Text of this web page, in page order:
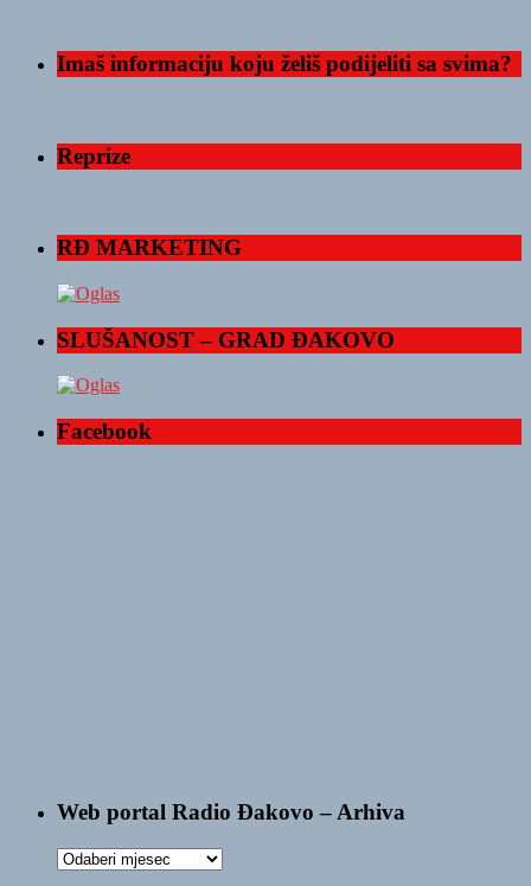
Imaš informaciju koju želiš podijeliti sa svima?
Reprize
RĐ MARKETING
SLUŠANOST – GRAD ĐAKOVO
Facebook
Web portal Radio Đakovo – Arhiva
Web